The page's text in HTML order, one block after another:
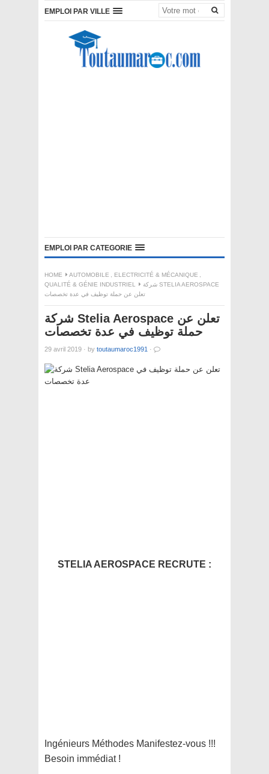
EMPLOI PAR VILLE
EMPLOI PAR CATEGORIE
HOME AUTOMOBILE , ELECTRICITÉ & MÉCANIQUE ,
QUALITÉ & GÉNIE INDUSTRIEL
شركة STELIA AEROSPACE
تعلن عن حملة توظيف في عدة تخصصات
شركة Stelia Aerospace تعلن عن
حملة توظيف في عدة تخصصات
29 avril 2019 · by toutaumaroc1991 ·
STELIA AEROSPACE RECRUTE :
Ingénieurs Méthodes Manifestez-vous !!!
Besoin immédiat !